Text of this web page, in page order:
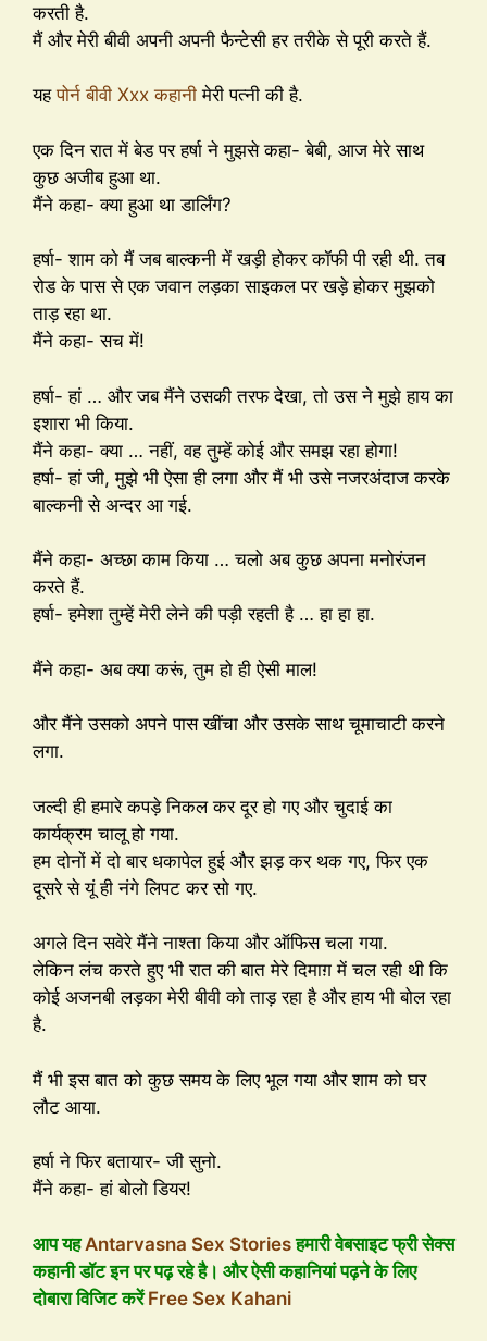
करती है.
मैं और मेरी बीवी अपनी अपनी फैन्टेसी हर तरीके से पूरी करते हैं.
यहपोर्न बीवी Xxx कहानी मेरी पत्नी की है.
एक दिन रात में बेड पर हर्षा ने मुझसे कहा- बेबी, आज मेरे साथ
कुछ अजीब हुआ था.
मैंने कहा- क्या हुआ था डार्लिंग?
हर्षा- शाम को मैं जब बाल्कनी में खड़ी होकर कॉफी पी रही थी. तब
रोड के पास से एक जवान लड़का साइकल पर खड़े होकर मुझको
ताड़ रहा था.
मैंने कहा- सच में!
हर्षा- हां … और जब मैंने उसकी तरफ देखा, तो उस ने मुझे हाय का
इशारा भी किया.
मैंने कहा- क्या … नहीं, वह तुम्हें कोई और समझ रहा होगा!
हर्षा- हां जी, मुझे भी ऐसा ही लगा और मैं भी उसे नजरअंदाज करके
बाल्कनी से अन्दर आ गई.
मैंने कहा- अच्छा काम किया … चलो अब कुछ अपना मनोरंजन
करते हैं.
हर्षा- हमेशा तुम्हें मेरी लेने की पड़ी रहती है … हा हा हा.
मैंने कहा- अब क्या करूं, तुम हो ही ऐसी माल!
और मैंने उसको अपने पास खींचा और उसके साथ चूमाचाटी करने
लगा.
जल्दी ही हमारे कपड़े निकल कर दूर हो गए और चुदाई का
कार्यक्रम चालू हो गया.
हम दोनों में दो बार धकापेल हुई और झड़ कर थक गए, फिर एक
दूसरे से यूं ही नंगे लिपट कर सो गए.
अगले दिन सवेरे मैंने नाश्ता किया और ऑफिस चला गया.
लेकिन लंच करते हुए भी रात की बात मेरे दिमाग़ में चल रही थी कि
कोई अजनबी लड़का मेरी बीवी को ताड़ रहा है और हाय भी बोल रहा
है.
मैं भी इस बात को कुछ समय के लिए भूल गया और शाम को घर
लौट आया.
हर्षा ने फिर बतायार- जी सुनो.
मैंने कहा- हां बोलो डियर!
आप यहAntarvasna Sex Storiesहमारी वेबसाइट फ्री सेक्स
कहानी डॉट इन पर पढ़ रहे है। और ऐसी कहानियां पढ़ने के लिए
दोबारा विजिट करेंFree Sex Kahani